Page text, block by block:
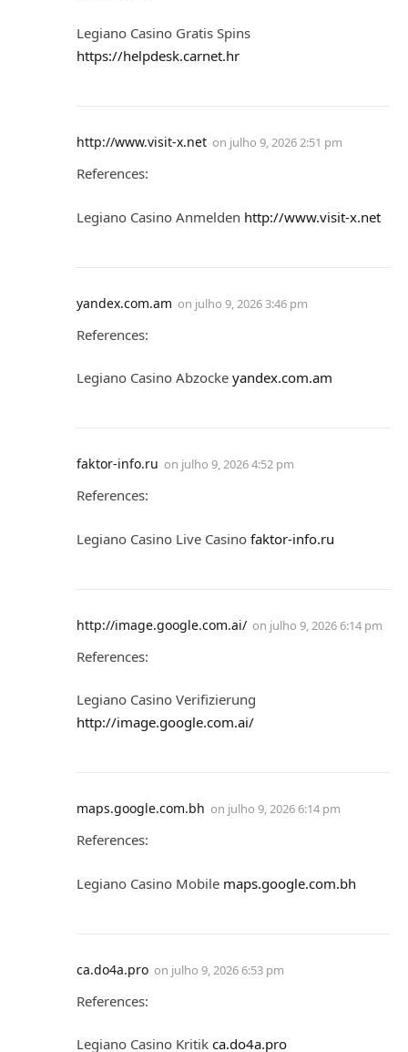
Legiano Casino Gratis Spins
https://helpdesk.carnet.hr
http://www.visit-x.net on julho 9, 2026 2:51 pm
References:
Legiano Casino Anmelden http://www.visit-x.net
yandex.com.am on julho 9, 2026 3:46 pm
References:
Legiano Casino Abzocke yandex.com.am
faktor-info.ru on julho 9, 2026 4:52 pm
References:
Legiano Casino Live Casino faktor-info.ru
http://image.google.com.ai/ on julho 9, 2026 6:14 pm
References:
Legiano Casino Verifizierung
http://image.google.com.ai/
maps.google.com.bh on julho 9, 2026 6:14 pm
References:
Legiano Casino Mobile maps.google.com.bh
ca.do4a.pro on julho 9, 2026 6:53 pm
References:
Legiano Casino Kritik ca.do4a.pro